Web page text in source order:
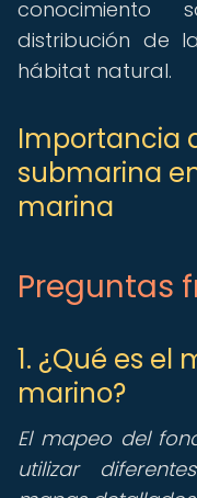
distribución de
hábitat natural.
Importancia
submarina
marina
Preguntas
1. ¿Qué es
marino?
El mapeo del
utilizar